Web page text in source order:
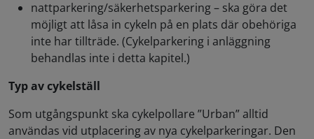
nattparkering/säkerhetsparkering – ska göra det
möjligt att låsa in cykeln på en plats där obehöriga
inte har tillträde. (Cykelparkering i anläggning
behandlas inte i detta kapitel.)
Typ av cykelställ
Som utgångspunkt ska cykelpollare ”Urban” alltid
användas vid utplacering av nya cykelparkeringar. Den